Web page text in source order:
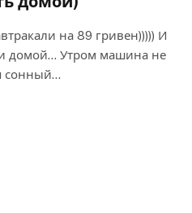
на 89 гривен))))) И
домой… Утром машина не
сонный…